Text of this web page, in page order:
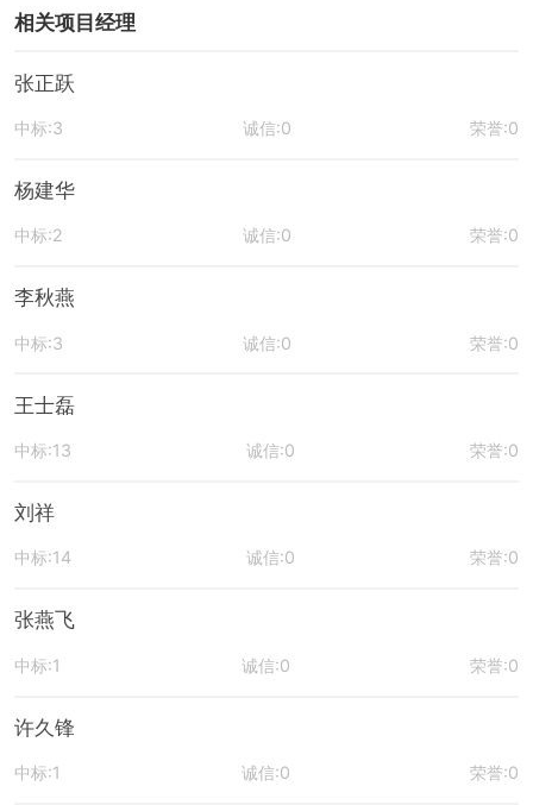
相关项目经理
张正跃
中标:3 诚信:0 荣誉:0
杨建华
中标:2 诚信:0 荣誉:0
李秋燕
中标:3 诚信:0 荣誉:0
王士磊
中标:13 诚信:0 荣誉:0
刘祥
中标:14 诚信:0 荣誉:0
张燕飞
中标:1 诚信:0 荣誉:0
许久锋
中标:1 诚信:0 荣誉:0